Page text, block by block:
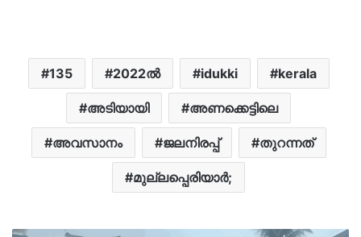
135 2022ൽ idukki kerala
അടിയായി അണക്കെട്ടിലെ
അവസാനം ജലനിരപ്പ് തുറന്നത്
മുല്ലപ്പെരിയാർ;